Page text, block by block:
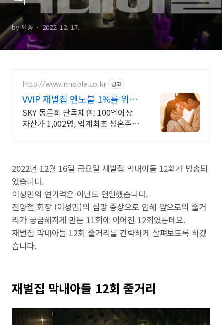
by 께꽁 2022. 12. 17.
http://www.nnoble.co.kr 광고
VVIP 재벌집 엔노블 1%를 위한
상류층 결정사
SKY 동문회 단독제휴! 100억이상
자산가 1,002명, 업계최초 성혼주의
2022년 12월 16일 금요일 재벌집 막내아들 12회가 방송되
었습니다.
이성민의 연기력은 이날도 열일했습니다.
진양철 회장 (이성민)의 섬망 증상으로 인해 앞으로의 줄거
리가 궁금해지게 만든 11회에 이어진 12회였는데요.
재벌집 막내아들 12회 줄거리를 간략하게 살펴보도록 하겠
습니다.
재벌집 막내아들 12회 줄거리